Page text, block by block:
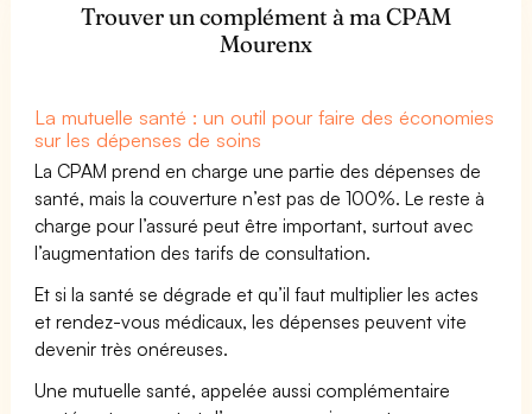
Trouver un complément à ma CPAM
Mourenx
La mutuelle santé : un outil pour faire des économies
sur les dépenses de soins
La CPAM prend en charge une partie des dépenses de
santé, mais la couverture n’est pas de 100%. Le reste à
charge pour l’assuré peut être important, surtout avec
l’augmentation des tarifs de consultation.
Et si la santé se dégrade et qu’il faut multiplier les actes
et rendez-vous médicaux, les dépenses peuvent vite
devenir très onéreuses.
Une mutuelle santé, appelée aussi complémentaire